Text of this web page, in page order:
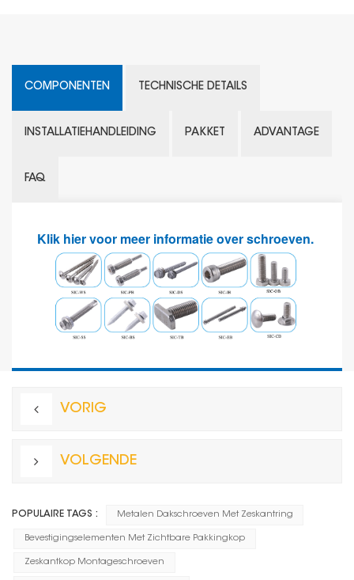
COMPONENTEN TECHNISCHE DETAILS
INSTALLATIEHANDLEIDING PAKKET ADVANTAGE
FAQ
Klik hier voor meer informatie over schroeven.
VORIG
VOLGENDE
POPULAIRE TAGS : Metalen Dakschroeven Met Zeskantring
Bevestigingselementen Met Zichtbare Pakkingkop
Zeskantkop Montageschroeven